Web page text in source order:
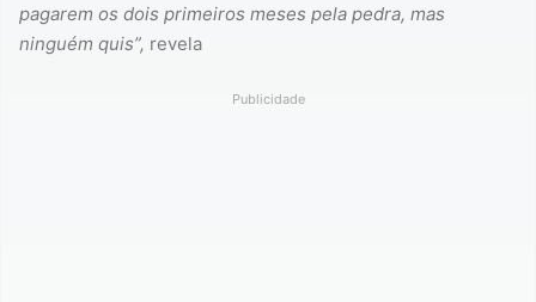
pagarem os dois primeiros meses pela pedra, mas
ninguém quis”, revela
Publicidade